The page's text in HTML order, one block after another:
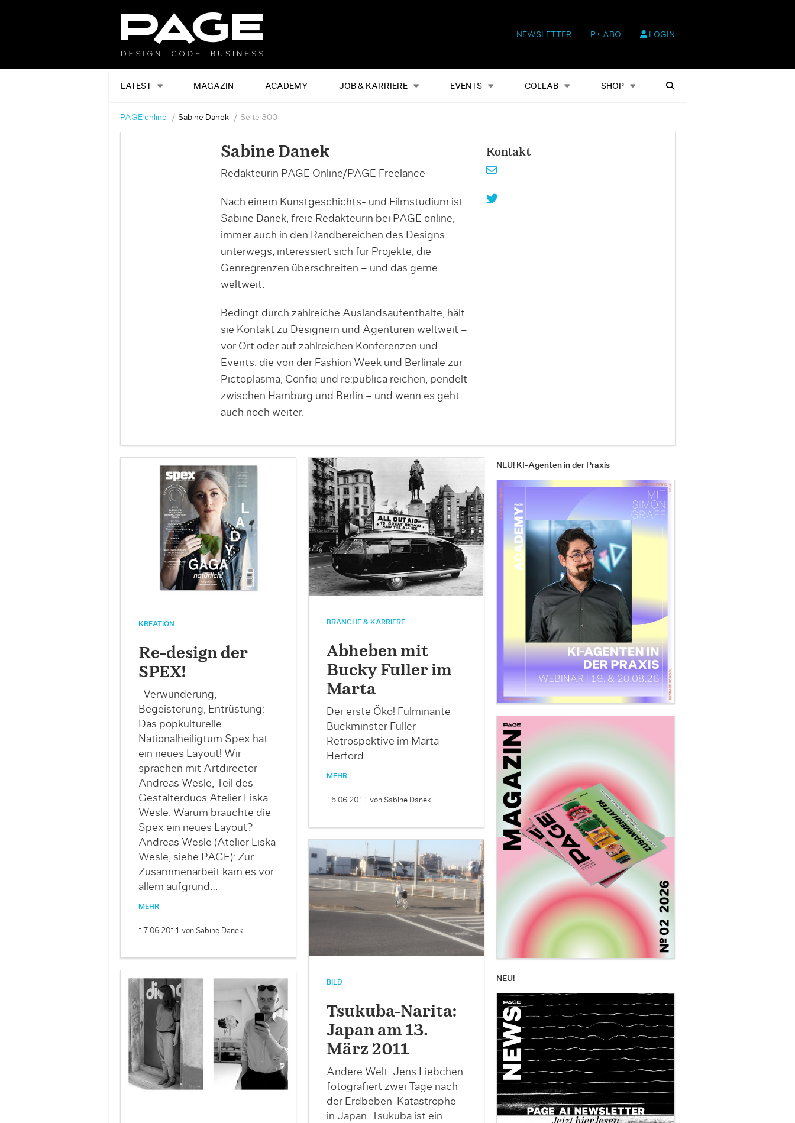
NEWSLETTER P+ ABO LOGIN
LATEST MAGAZIN ACADEMY JOB & KARRIERE EVENTS COLLAB SHOP
Alles Events Shop Heftausgaben Suchen
PAGE online Sabine Danek Seite 300
Sabine Danek
Redakteurin PAGE Online/PAGE Freelance
Nach einem Kunstgeschichts- und Filmstudium ist
Sabine Danek, freie Redakteurin bei PAGE online,
immer auch in den Randbereichen des Designs
unterwegs, interessiert sich für Projekte, die
Genregrenzen überschreiten – und das gerne
weltweit.
Bedingt durch zahlreiche Auslandsaufenthalte, hält
sie Kontakt zu Designern und Agenturen weltweit –
vor Ort oder auf zahlreichen Konferenzen und
Events, die von der Fashion Week und Berlinale zur
Pictoplasma, Confiq und re:publica reichen, pendelt
zwischen Hamburg und Berlin – und wenn es geht
auch noch weiter.
Kontakt
KREATION
Re-design der
SPEX!
Verwunderung,
Begeisterung, Entrüstung:
Das popkulturelle
Nationalheiligtum Spex hat
ein neues Layout! Wir
sprachen mit Artdirector
Andreas Wesle, Teil des
Gestalterduos Atelier Liska
Wesle. Warum brauchte die
Spex ein neues Layout?
Andreas Wesle (Atelier Liska
Wesle, siehe PAGE): Zur
Zusammenarbeit kam es vor
allem aufgrund…
MEHR
17.06.2011 von Sabine Danek
BRANCHE & KARRIERE
Abheben mit
Bucky Fuller im
Marta
Der erste Öko! Fulminante
Buckminster Fuller
Retrospektive im Marta
Herford.
MEHR
15.06.2011 von Sabine Danek
BILD
Tsukuba-Narita:
Japan am 13.
März 2011
Andere Welt: Jens Liebchen
fotografiert zwei Tage nach
der Erdbeben-Katastrophe
in Japan. Tsukuba ist ein
NEU! KI-Agenten in der Praxis
NEU!